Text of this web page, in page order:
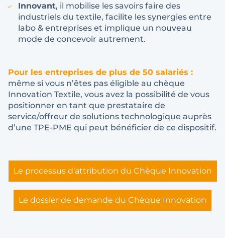
Innovant, il mobilise les savoirs faire des
industriels du textile, facilite les synergies entre
labo & entreprises et implique un nouveau
mode de concevoir autrement.
Pour les entreprises de plus de 50 salariés :
même si vous n’êtes pas éligible au chèque
Innovation Textile, vous avez la possibilité de vous
positionner en tant que prestataire de
service/offreur de solutions technologique auprès
d’une TPE-PME qui peut bénéficier de ce dispositif.
Le processus d’attribution du Chèque Innovation
Le dossier de demande du Chèque Innovation